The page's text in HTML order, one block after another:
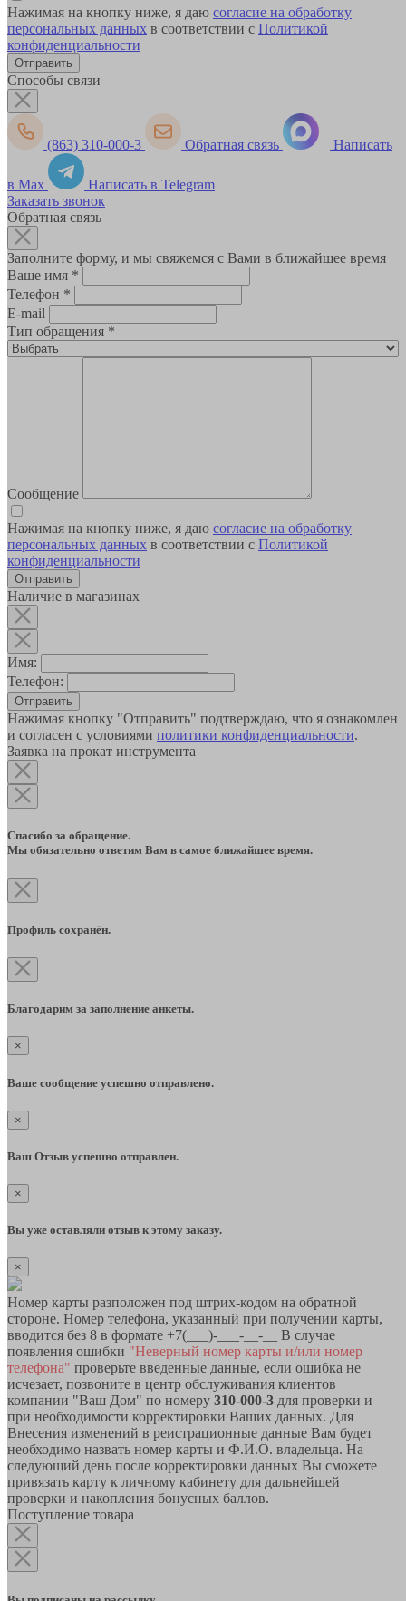
Нажимая на кнопку ниже, я даю согласие на обработку
персональных данных в соответствии с Политикой
конфиденциальности
Способы связи
(863) 310-000-3 Обратная связь Написать
в Max
Написать в Telegram
Заказать звонок
Обратная связь
Заполните форму, и мы свяжемся с Вами в ближайшее время
Ваше имя *
Телефон *
E-mail
Тип обращения *
Сообщение
Нажимая на кнопку ниже, я даю согласие на обработку
персональных данных в соответствии с Политикой
конфиденциальности
Наличие в магазинах
Имя:
Телефон:
Отправить
Нажимая кнопку "Отправить" подтверждаю, что я ознакомлен
и согласен с условиями политики конфиденциальности.
Заявка на прокат инструмента
Спасибо за обращение.
Мы обязательно ответим Вам в самое ближайшее время.
Профиль сохранён.
Благодарим за заполнение анкеты.
×
Ваше сообщение успешно отправлено.
×
Ваш Отзыв успешно отправлен.
×
Вы уже оставляли отзыв к этому заказу.
×
Номер карты разположен под штрих-кодом на обратной
стороне. Номер телефона, указанный при получении карты,
вводится без 8 в формате +7(___)-___-__-__ В случае
появления ошибки "Неверный номер карты и/или номер
телефона" проверьте введенные данные, если ошибка не
исчезает, позвоните в центр обслуживания клиентов
компании "Ваш Дом" по номеру 310-000-3 для проверки и
при необходимости корректировки Ваших данных. Для
Внесения изменений в реистрационные данные Вам будет
необходимо назвать номер карты и Ф.И.О. владельца. На
следующий день после корректировки данных Вы сможете
привязать карту к личному кабинету для дальнейшей
проверки и накопления бонусных баллов.
Поступление товара